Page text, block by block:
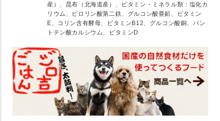
産）、昆布（北海道産）、ビタミン・ミネラル類：塩化カ
リウム、ピロリン酸第二鉄、グルコン酸亜鉛、ビタミン
E、コリン含有酵母、ビタミンB12、グルコン酸銅、パン
トテン酸カルシウム、ビタミンD